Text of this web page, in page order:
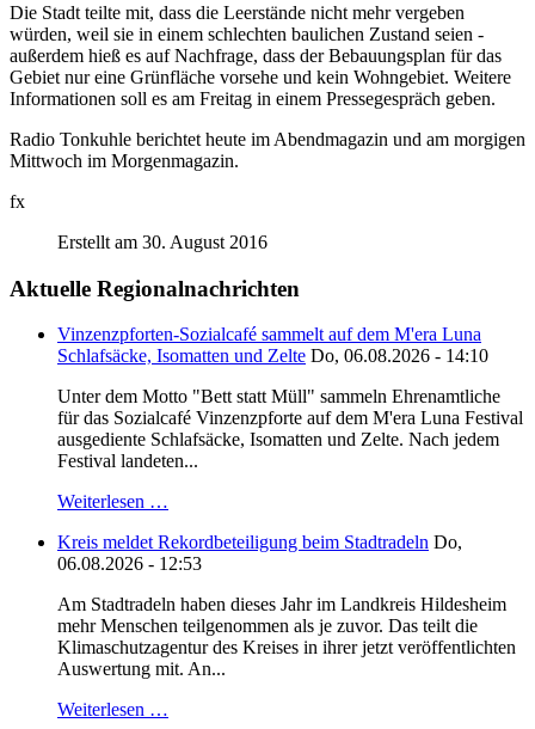
Die Stadt teilte mit, dass die Leerstände nicht mehr vergeben
würden, weil sie in einem schlechten baulichen Zustand seien -
außerdem hieß es auf Nachfrage, dass der Bebauungsplan für das
Gebiet nur eine Grünfläche vorsehe und kein Wohngebiet. Weitere
Informationen soll es am Freitag in einem Pressegespräch geben.
Radio Tonkuhle berichtet heute im Abendmagazin und am morgigen
Mittwoch im Morgenmagazin.
fx
Erstellt am 30. August 2016
Aktuelle Regionalnachrichten
Vinzenzpforten-Sozialcafé sammelt auf dem M'era Luna
Schlafsäcke, Isomatten und Zelte Do, 06.08.2026 - 14:10
Unter dem Motto "Bett statt Müll" sammeln Ehrenamtliche
für das Sozialcafé Vinzenzpforte auf dem M'era Luna Festival
ausgediente Schlafsäcke, Isomatten und Zelte. Nach jedem
Festival landeten...
Weiterlesen …
Kreis meldet Rekordbeteiligung beim Stadtradeln Do,
06.08.2026 - 12:53
Am Stadtradeln haben dieses Jahr im Landkreis Hildesheim
mehr Menschen teilgenommen als je zuvor. Das teilt die
Klimaschutzagentur des Kreises in ihrer jetzt veröffentlichten
Auswertung mit. An...
Weiterlesen …